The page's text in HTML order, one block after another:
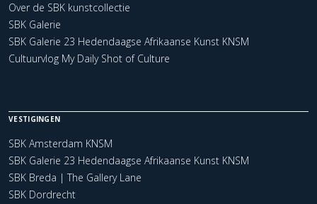
Over de SBK kunstcollectie
SBK Galerie
SBK Galerie 23 Hedendaagse Afrikaanse Kunst KNSM
Cultuurvlog My Daily Shot of Culture
VESTIGINGEN
SBK Amsterdam KNSM
SBK Galerie 23 Hedendaagse Afrikaanse Kunst KNSM
SBK Breda | The Gallery Lane
SBK Dordrecht